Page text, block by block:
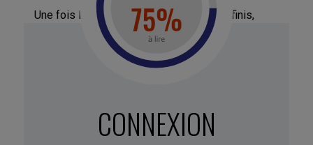
Une fois les contours du changement définis,
Satya Nadella s’attaque à sa priorité : mener à
bien la transformation culturelle de cette belle
endormie qu’était devenue l’entreprise. L’enjeu:
un nouvel état d’esprit collectif tournée vers la
growth mindset).
CONNEXION